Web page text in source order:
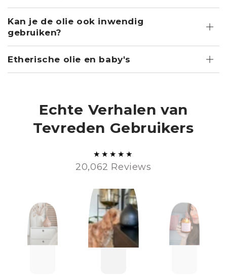
Kan je de olie ook inwendig
gebruiken?
Etherische olie en baby's
Echte Verhalen van
Tevreden Gebruikers
20,062 Reviews